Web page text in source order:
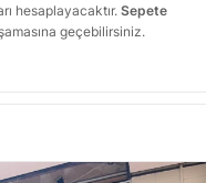
hesaplayacaktır. Sepete
geçebilirsiniz.